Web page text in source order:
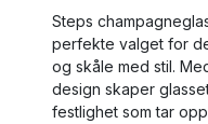
Steps
perfekte valget for
og skåle med stil.
design skaper
festlighet som tar